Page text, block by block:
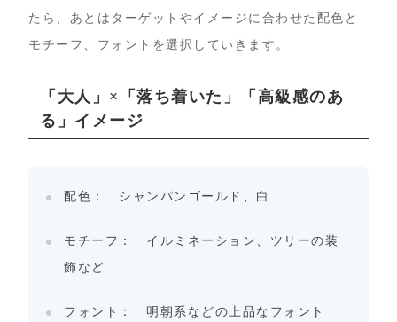
たら、あとはターゲットやイメージに合わせた配色と
モチーフ、フォントを選択していきます。
「大人」×「落ち着いた」「高級感のあ
る」イメージ
配色： シャンパンゴールド、白
モチーフ： イルミネーション、ツリーの装
飾など
フォント： 明朝系などの上品なフォント